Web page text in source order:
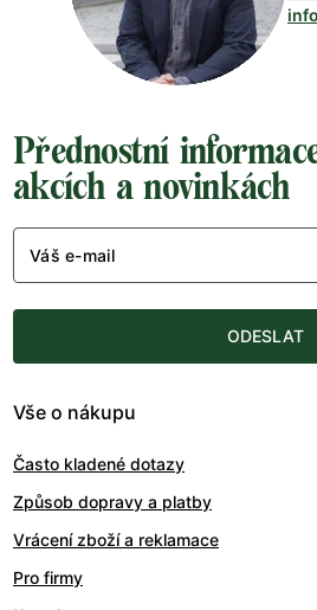
Přednostní
akcích a novinkách
Váš e-mail
ODESLAT
Vše o nákupu
Často kladené dotazy
Způsob dopravy a platby
Vrácení zboží a reklamace
Pro firmy